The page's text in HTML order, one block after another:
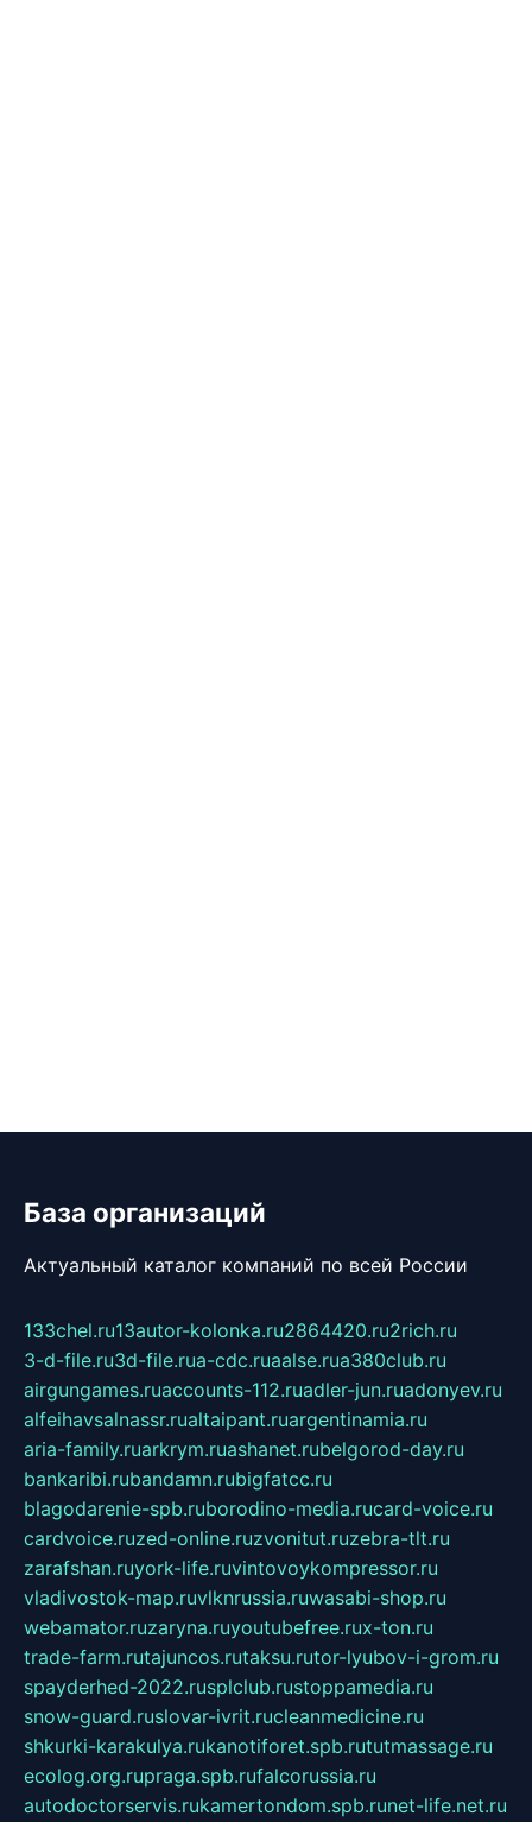
База организаций
Актуальный каталог компаний по всей России
133chel.ru13autor-kolonka.ru2864420.ru2rich.ru
3-d-file.ru3d-file.rua-cdc.ruaalse.rua380club.ru
airgungames.ruaccounts-112.ruadler-jun.ruadonyev.ru
alfeihavsalnassr.rualtaipant.ruargentinamia.ru
aria-family.ruarkrym.ruashanet.rubelgorod-day.ru
bankaribi.rubandamn.rubigfatcc.ru
blagodarenie-spb.ruborodino-media.rucard-voice.ru
cardvoice.ruzed-online.ruzvonitut.ruzebra-tlt.ru
zarafshan.ruyork-life.ruvintovoykompressor.ru
vladivostok-map.ruvlknrussia.ruwasabi-shop.ru
webamator.ruzaryna.ruyoutubefree.rux-ton.ru
trade-farm.rutajuncos.rutaksu.rutor-lyubov-i-grom.ru
spayderhed-2022.rusplclub.rustoppamedia.ru
snow-guard.ruslovar-ivrit.rucleanmedicine.ru
shkurki-karakulya.rukanotiforet.spb.rututmassage.ru
ecolog.org.rupraga.spb.rufalcorussia.ru
autodoctorservis.rukamertondom.spb.runet-life.net.ru